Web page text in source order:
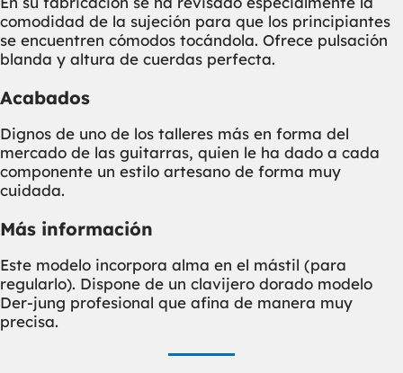
comodidad de la sujeción para que los principiantes
se encuentren cómodos tocándola. Ofrece pulsación
blanda y altura de cuerdas perfecta.
Acabados
Dignos de uno de los talleres más en forma del
mercado de las guitarras, quien le ha dado a cada
componente un estilo artesano de forma muy
cuidada.
Más información
Este modelo incorpora alma en el mástil (para
regularlo). Dispone de un clavijero dorado modelo
Der-jung profesional que afina de manera muy
precisa.